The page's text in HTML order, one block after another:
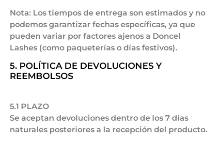
Nota: Los tiempos de entrega son estimados y no
podemos garantizar fechas específicas, ya que
pueden variar por factores ajenos a Doncel
Lashes (como paqueterías o días festivos).
5. POLÍTICA DE DEVOLUCIONES Y
REEMBOLSOS
5.1 PLAZO
Se aceptan devoluciones dentro de los 7 días
naturales posteriores a la recepción del producto.